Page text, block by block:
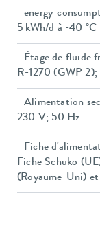
5 kWh/d à -40 °C
Étage de fluide
R-1270 (GWP
Alimentation
230 V; 50 Hz
Fiche
Fiche Schuko
(Royaume-Uni)